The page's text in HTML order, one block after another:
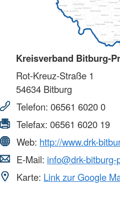
Kreisverband Bitburg-
Rot-Kreuz-Straße 1
54634 Bitburg
Telefon: 06561 6020 0
Telefax: 06561 6020 19
Web: http://www.drk-
E-Mail: info@drk-bitburg-
Karte: Link zur Google